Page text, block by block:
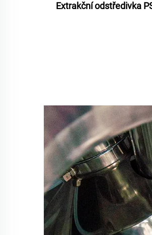
Extrakční odstředivka